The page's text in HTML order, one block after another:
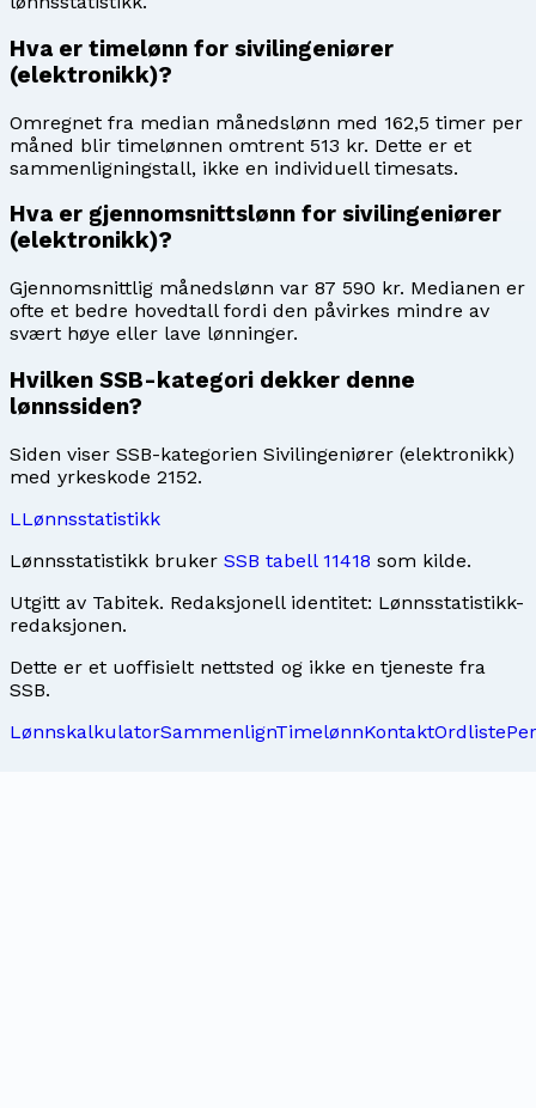
Hva er timelønn for sivilingeniører
(elektronikk)?
Omregnet fra median månedslønn med 162,5 timer per
måned blir timelønnen omtrent 513 kr. Dette er et
sammenligningstall, ikke en individuell timesats.
Hva er gjennomsnittslønn for sivilingeniører
(elektronikk)?
Gjennomsnittlig månedslønn var 87 590 kr. Medianen er
ofte et bedre hovedtall fordi den påvirkes mindre av
svært høye eller lave lønninger.
Hvilken SSB-kategori dekker denne
lønnssiden?
Siden viser SSB-kategorien Sivilingeniører (elektronikk)
med yrkeskode 2152.
LLønnsstatistikk
Lønnsstatistikk bruker SSB tabell 11418 som kilde.
Utgitt av Tabitek. Redaksjonell identitet: Lønnsstatistikk-
redaksjonen.
Dette er et uoffisielt nettsted og ikke en tjeneste fra
SSB.
LønnskalkulatorSammenlignTimelønnKontaktOrdliste